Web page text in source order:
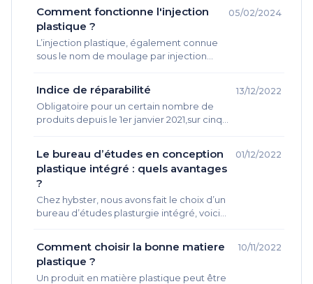
règles de conception (DFM), les coûts et
délais, ainsi que les solutions d’assemblage
et d’éco-conception.
Comment fonctionne l'injection
plastique ?
L’injection plastique, également connue
sous le nom de moulage par injection
comment il fonctionne en…
05/02/2024
Indice de réparabilité
Obligatoire pour un certain nombre de
produits depuis le 1er janvier 2021,sur cinq
tondeuses à gazon, lave-linges…
13/12/2022
Le bureau d’études en conception
plastique intégré : quels avantages
?
Chez hybster, nous avons fait le choix d’un
bureau d’études plasturgie intégré, voici
le…
01/12/2022
Comment choisir la bonne matiere
plastique ?
Un produit en matière plastique peut être
10/11/2022